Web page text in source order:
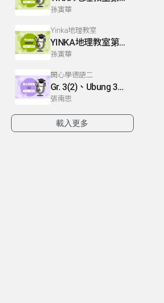
孫寅華
Yinka地理教室
YINKA地理教室第一冊 P63-65
孫寅華
開心學德語二
Gr. 3(2)、Ubung 3、Gr. 2(1)
張南思
載入更多